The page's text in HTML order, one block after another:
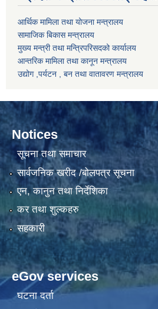
आर्थिक मामिला तथा योजना मन्त्रालय
सामाजिक बिकास मन्त्रालय
मुख्य मन्त्री तथा मन्त्रिपरिसदको कार्यालय
आन्तरिक मामिला तथा कानून मन्त्रालय
उद्योग ,पर्यटन , बन तथा वातावरण मन्त्रालय
Notices
सूचना तथा समाचार
सार्वजनिक खरीद /बोलपत्र सूचना
एन, कानुन तथा निर्देशिका
कर तथा शुल्कहरु
सहकारी
eGov services
घटना दर्ता